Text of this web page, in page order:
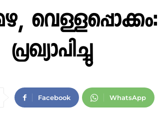
പ്രഖ്യാപിച്ചു
Facebook WhatsApp